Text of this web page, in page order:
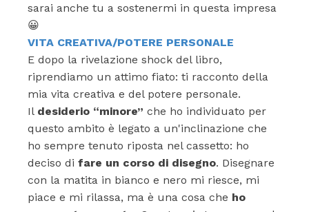
sarai anche tu a sostenermi in questa impresa
😀
VITA CREATIVA/POTERE PERSONALE
E dopo la rivelazione shock del libro,
riprendiamo un attimo fiato: ti racconto della
mia vita creativa e del potere personale.
Il desiderio “minore” che ho individuato per
questo ambito è legato a un'inclinazione che
ho sempre tenuto riposta nel cassetto: ho
deciso di fare un corso di disegno. Disegnare
con la matita in bianco e nero mi riesce, mi
piace e mi rilassa, ma è una cosa che ho